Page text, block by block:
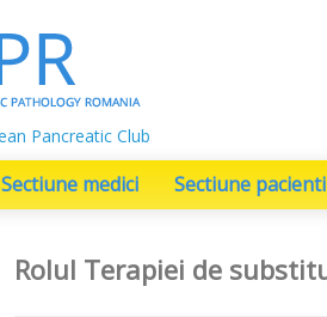
Pancreatic Club
Sectiune medici Sectiune pacienti
Rolul Terapiei de